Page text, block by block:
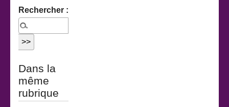
Rechercher :
Dans la
même
rubrique